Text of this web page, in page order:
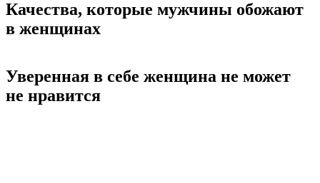
Качества, которые мужчины обожают
в женщинах
Уверенная в себе женщина не может
не нравится